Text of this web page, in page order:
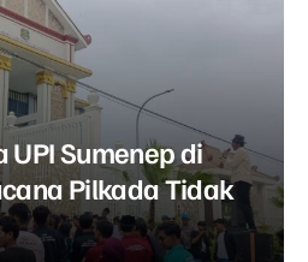
Sumenep di
Pilkada Tidak